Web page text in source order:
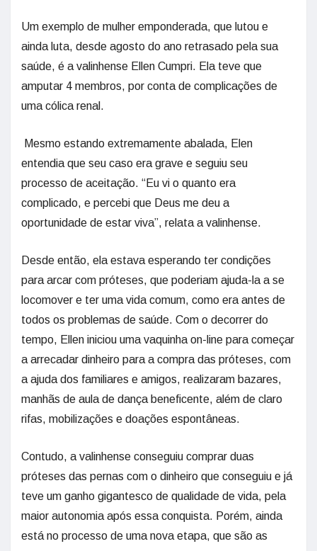
Um exemplo de mulher emponderada, que lutou e
ainda luta, desde agosto do ano retrasado pela sua
saúde, é a valinhense Ellen Cumpri. Ela teve que
amputar 4 membros, por conta de complicações de
uma cólica renal.
Mesmo estando extremamente abalada, Elen
entendia que seu caso era grave e seguiu seu
processo de aceitação. “Eu vi o quanto era
complicado, e percebi que Deus me deu a
oportunidade de estar viva”, relata a valinhense.
Desde então, ela estava esperando ter condições
para arcar com próteses, que poderiam ajuda-la a se
locomover e ter uma vida comum, como era antes de
todos os problemas de saúde. Com o decorrer do
tempo, Ellen iniciou uma vaquinha on-line para começar
a arrecadar dinheiro para a compra das próteses, com
a ajuda dos familiares e amigos, realizaram bazares,
manhãs de aula de dança beneficente, além de claro
rifas, mobilizações e doações espontâneas.
Contudo, a valinhense conseguiu comprar duas
próteses das pernas com o dinheiro que conseguiu e já
teve um ganho gigantesco de qualidade de vida, pela
maior autonomia após essa conquista. Porém, ainda
está no processo de uma nova etapa, que são as